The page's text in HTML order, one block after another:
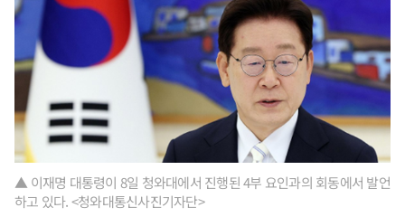
▲ 이재명 대통령이 8일 청와대에서 진행된 4부 요인과의 회동에서 발언
하고 있다. <청와대통신사진기자단>